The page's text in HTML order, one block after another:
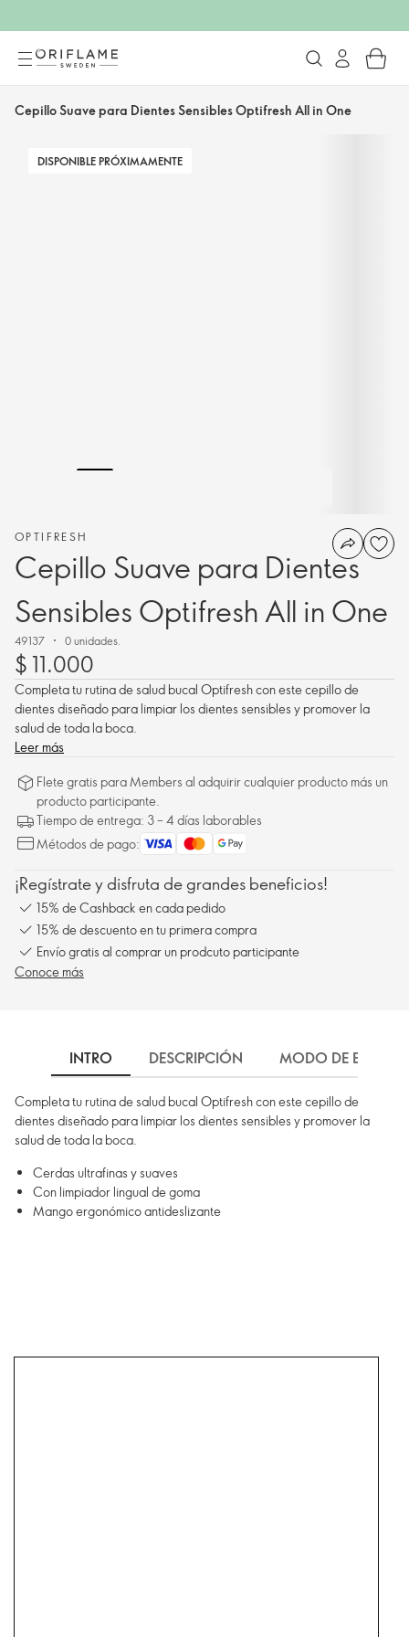
Cepillo Suave para Dientes Sensibles Optifresh All in One
DISPONIBLE PRÓXIMAMENTE
OPTIFRESH
Cepillo Suave para Dientes
Sensibles Optifresh All in One
49137 0 unidades.
$ 11.000
Completa tu rutina de salud bucal Optifresh con este cepillo de
dientes diseñado para limpiar los dientes sensibles y promover la
salud de toda la boca.
Leer más
Flete gratis para Members al adquirir cualquier producto más un
producto participante.
Tiempo de entrega: 3 – 4 días laborables
Métodos de pago:
¡Regístrate y disfruta de grandes beneficios!
15% de Cashback en cada pedido
15% de descuento en tu primera compra
Envío gratis al comprar un prodcuto participante
Conoce más
INTRO DESCRIPCIÓN MODO DE EMPLEO
Completa tu rutina de salud bucal Optifresh con este cepillo de
dientes diseñado para limpiar los dientes sensibles y promover la
salud de toda la boca.
Cerdas ultrafinas y suaves
Con limpiador lingual de goma
Mango ergonómico antideslizante